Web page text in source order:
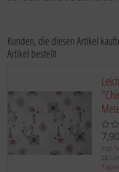
Kunden, die diesen Artikel
Artikel bestellt
zzgl.
Tagen